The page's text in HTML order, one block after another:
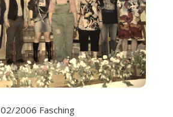
02/2006 Fasching